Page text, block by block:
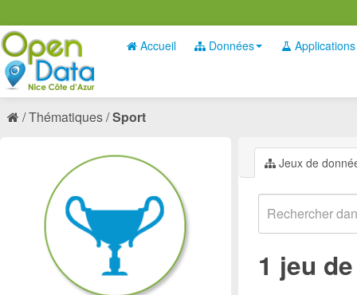
Accueil Données Applications
Thématiques Sport
Jeux de
1 jeu